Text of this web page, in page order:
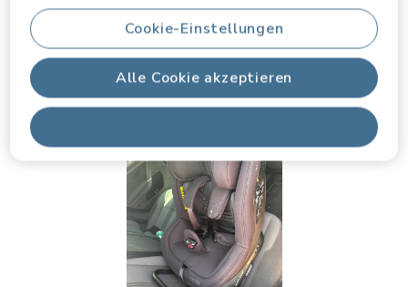
Alle Cookie akzeptieren
Cookie-Einstellungen
5.0
Bilder und Videos von Kunden